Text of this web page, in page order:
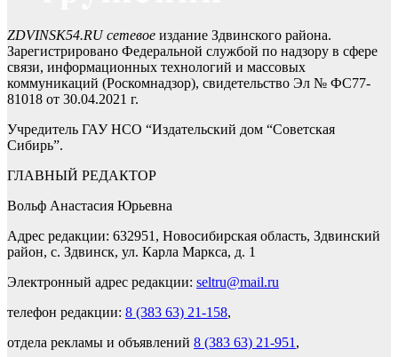
ZDVINSK54.RU сетевое издание Здвинского района.
Зарегистрировано Федеральной службой по надзору в сфере
связи, информационных технологий и массовых
коммуникаций (Роскомнадзор), свидетельство Эл № ФС77-
81018 от 30.04.2021 г.
Учредитель ГАУ НСО “Издательский дом “Советская
Сибирь”.
ГЛАВНЫЙ РЕДАКТОР
Вольф Анастасия Юрьевна
Адрес редакции: 632951, Новосибирская область, Здвинский
район, с. Здвинск, ул. Карла Маркса, д. 1
Электронный адрес редакции: seltru@mail.ru
телефон редакции: 8 (383 63) 21-158,
отдела рекламы и объявлений 8 (383 63) 21-951 ,